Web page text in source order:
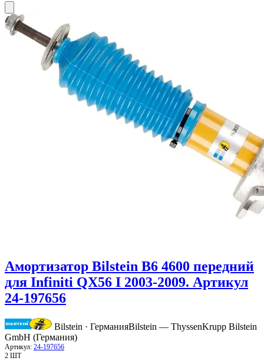
Амортизатор Bilstein B6 4600 передний
для Infiniti QX56 I 2003-2009. Артикул
24-197656
Bilstein · ГерманияBilstein — ThyssenKrupp Bilstein
GmbH (Германия)
Артикул: 24-197656
2 ШТ